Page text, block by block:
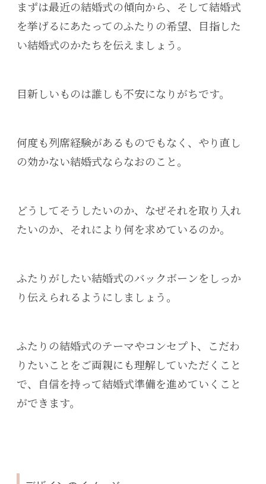
まずは最近の結婚式の傾向から、そして結婚式
を挙げるにあたってのふたりの希望、目指した
い結婚式のかたちを伝えましょう。
目新しいものは誰しも不安になりがちです。
何度も列席経験があるものでもなく、やり直し
の効かない結婚式ならなおのこと。
どうしてそうしたいのか、なぜそれを取り入れ
たいのか、それにより何を求めているのか。
ふたりがしたい結婚式のバックボーンをしっか
り伝えられるようにしましょう。
ふたりの結婚式のテーマやコンセプト、こだわ
りたいことをご両親にも理解していただくこと
で、自信を持って結婚式準備を進めていくこと
ができます。